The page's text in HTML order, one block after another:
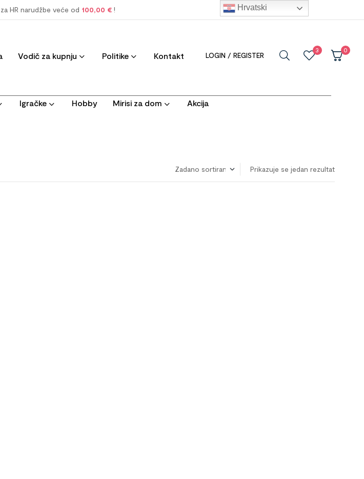
HR narudžbe veće od 100,00 € !
Vodič za kupnju Politike Kontakt LOGIN / REGISTER
3 0
Igračke Hobby Mirisi za dom Akcija
Prikazuje se jedan rezultat
Hrvatski